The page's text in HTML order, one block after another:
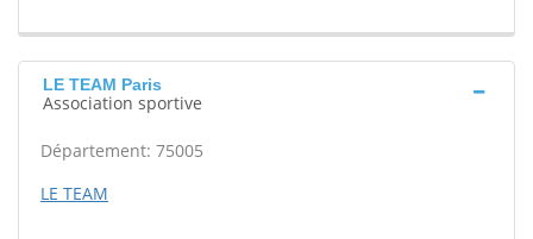
LE TEAM Paris
Association sportive
Département: 75005
LE TEAM